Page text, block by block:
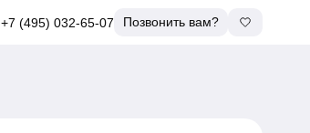
+7 (495) 032-65-07 Позвонить вам?